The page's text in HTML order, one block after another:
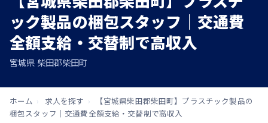
ック製品の梱包スタッフ｜交通費
全額支給・交替制で高収入
宮城県 柴田郡柴田町
ホーム › 求人を探す ›
【宮城県柴田郡柴田町】プラスチック製品の
梱包スタッフ｜交通費全額支給・交替制で高収入